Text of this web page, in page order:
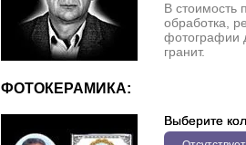
В стоимость
обработка,
фотографии
гранит.
ФОТОКЕРАМИКА:
Выберите